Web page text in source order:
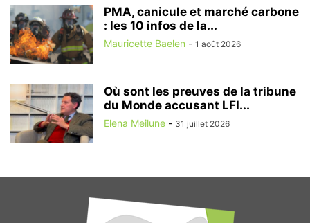
PMA, canicule et marché carbone
: les 10 infos de la...
Mauricette Baelen - 1 août 2026
Où sont les preuves de la tribune
du Monde accusant LFI...
Elena Meilune - 31 juillet 2026